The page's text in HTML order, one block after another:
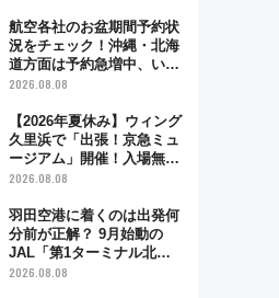
航空各社のお盆期間予約状
況をチェック！沖縄・北海
道方面は予約急増中、いま
から狙うべき日は？
2026.08.08
【2026年夏休み】ウィング
久里浜で「出張！京急ミュ
ージアム」開催！入場無料
でスタンプラリーや子ども
2026.08.08
羽田空港に着くのは出発何
分前が正解？ 9月始動の
JAL「第1ターミナル北側
サテライト」は徒歩1キロ
2026.08.08